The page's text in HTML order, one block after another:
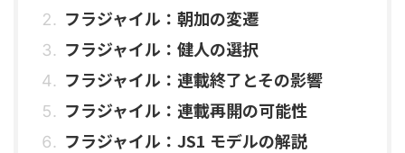
フラジャイル：朝加の変遷
フラジャイル：健人の選択
フラジャイル：連載終了とその影響
フラジャイル：連載再開の可能性
フラジャイル：JS1 モデルの解説